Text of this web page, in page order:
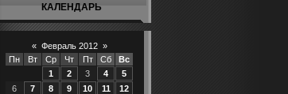
КАЛЕНДАРЬ
« Февраль 2012 »
Пн
Вт Ср Чт Пт Сб
Вс
1
2 3 4
5
6
7 8 9 10 11
12